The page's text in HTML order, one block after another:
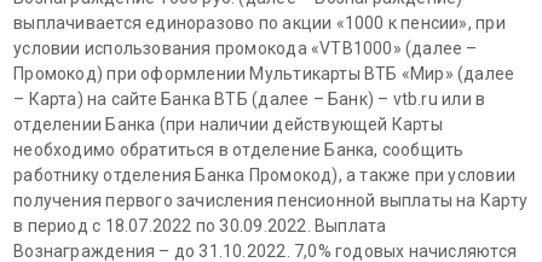
выплачивается единоразово по акции «1000 к пенсии», при
условии использования промокода «VTB1000» (далее –
Промокод) при оформлении Мультикарты ВТБ «Мир» (далее
– Карта) на сайте Банка ВТБ (далее – Банк) – vtb.ru или в
отделении Банка (при наличии действующей Карты
необходимо обратиться в отделение Банка, сообщить
работнику отделения Банка Промокод), а также при условии
получения первого зачисления пенсионной выплаты на Карту
в период с 18.07.2022 по 30.09.2022. Выплата
Вознаграждения – до 31.10.2022. 7,0% годовых начисляются